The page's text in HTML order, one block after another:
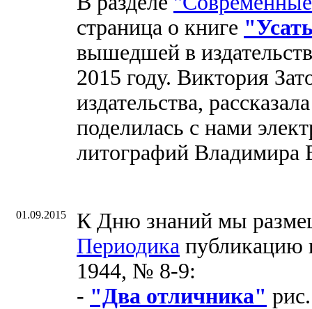
страница о книге
вышедшей в
2015 году. Виктория
издательства,
поделилась с нами
литографий Владимира
01.09.2015
К Дню знаний мы
Периодика публикацию
1944, № 8-9:
- "Два отличника"